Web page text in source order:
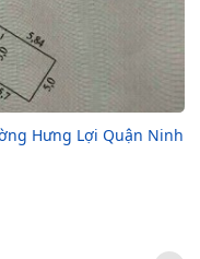
Hưng Lợi Quận Ninh